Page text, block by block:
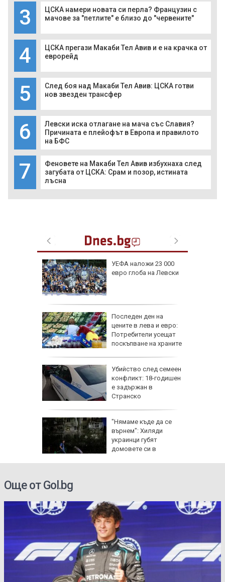
3
ЦСКА намери новата си перла? Французин с
мачове за "петлите" е близо до "червените"
4
ЦСКА прегази Макаби Тел Авив и е на крачка от
еврорейд
5
След боя над Макаби Тел Авив: ЦСКА готви
нов звезден трансфер
6
Левски иска отлагане на мача със Славия?
Причината е плейофът в Европа и правилото
на БФС
7
Феновете на Макаби Тел Авив избухнаха след
загубата от ЦСКА: Срам и позор, истината
лъсна
УЕФА наложи 23 000
евро глоба на Левски
Последен ден на
цените в лева и евро:
Потребители усещат
поскъпване на храните
Убийство след семеен
конфликт: 18-годишен
е задържан в
Странско
"Нямаме къде да се
върнем": Хиляди
украинци губят
домовете си в
Още от Gol.bg